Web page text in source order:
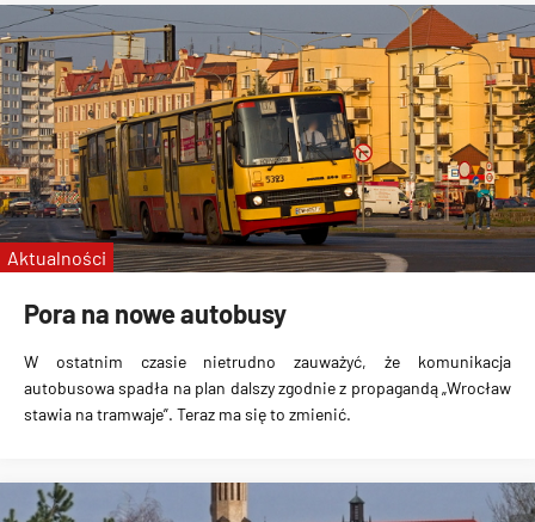
Pora na nowe autobusy
W ostatnim czasie nietrudno zauważyć, że komunikacja
autobusowa spadła na plan dalszy zgodnie z propagandą „Wrocław
stawia na tramwaje”. Teraz ma się to zmienić.
Aktualności